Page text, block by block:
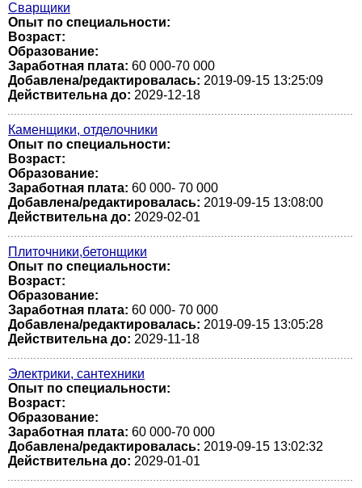
Сварщики
Опыт по специальности:
Возраст:
Образование:
Заработная плата: 60 000-70 000
Добавлена/редактировалась: 2019-09-15 13:25:09
Действительна до: 2029-12-18
Каменщики, отделочники
Опыт по специальности:
Возраст:
Образование:
Заработная плата: 60 000- 70 000
Добавлена/редактировалась: 2019-09-15 13:08:00
Действительна до: 2029-02-01
Плиточники,бетонщики
Опыт по специальности:
Возраст:
Образование:
Заработная плата: 60 000- 70 000
Добавлена/редактировалась: 2019-09-15 13:05:28
Действительна до: 2029-11-18
Электрики, сантехники
Опыт по специальности:
Возраст:
Образование:
Заработная плата: 60 000-70 000
Добавлена/редактировалась: 2019-09-15 13:02:32
Действительна до: 2029-01-01